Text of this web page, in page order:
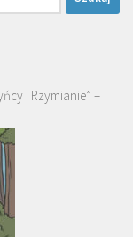
i Rzymianie” –